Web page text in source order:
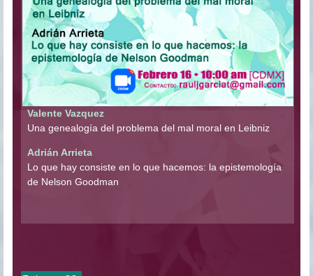
Valente Vazquez
Una genealogía del problema del mal moral en Leibniz
Adrián Arrieta
Lo que hay consiste en lo que hacemos: la epistemología
de Nelson Goodman